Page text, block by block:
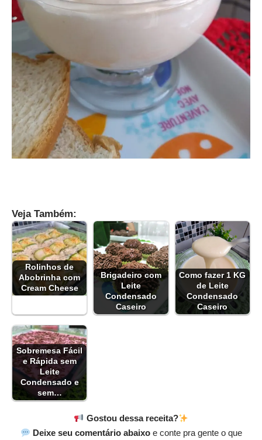
Veja Também:
Rolinhos de
Abobrinha com
Cream Cheese
Brigadeiro com
Leite
Condensado
Caseiro
Como fazer 1 KG
de Leite
Condensado
Caseiro
Sobremesa Fácil
e Rápida sem
Leite
Condensado e
sem…
Gostou dessa receita?
Deixe seu comentário abaixoe conte pra gente o que